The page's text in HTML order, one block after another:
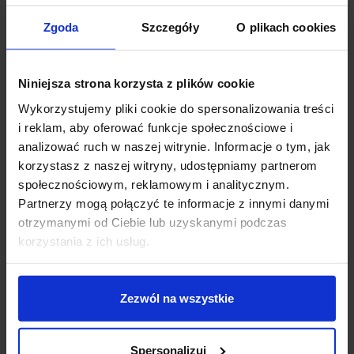
Zgoda Szczegóły O plikach cookies
Niniejsza strona korzysta z plików cookie
Wykorzystujemy pliki cookie do spersonalizowania treści
i reklam, aby oferować funkcje społecznościowe i
analizować ruch w naszej witrynie. Informacje o tym, jak
korzystasz z naszej witryny, udostępniamy partnerom
społecznościowym, reklamowym i analitycznym.
Partnerzy mogą połączyć te informacje z innymi danymi
otrzymanymi od Ciebie lub uzyskanymi podczas
korzystania z ich usług.
Zezwól na wszystkie
Spersonalizuj
AQFORM QUPET
natynkowy 42411-30
chrom
259,36 zł 181,55 zł
Zobacz szczegóły
AQFORM Smart Panel
GL square LED kinkiet
64cm
1 511,94 zł 907,16 zł
Zobacz szczegóły
Wyprzedaż! Promocja